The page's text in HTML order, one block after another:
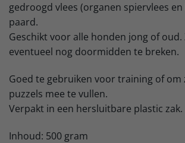
gedroogd vlees (organen spiervlees
paard.
Geschikt voor alle honden jong of oud.
eventueel nog doormidden te breken.
Goed te gebruiken voor training of om
puzzels mee te vullen.
Verpakt in een hersluitbare plastic zak.
Inhoud: 500 gram